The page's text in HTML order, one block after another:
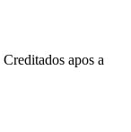
Creditados apos a